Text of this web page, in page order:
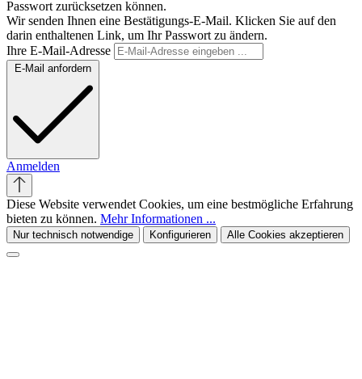
Passwort zurücksetzen können.
Wir senden Ihnen eine Bestätigungs-E-Mail. Klicken Sie auf den
darin enthaltenen Link, um Ihr Passwort zu ändern.
Ihre E-Mail-Adresse
E-Mail anfordern
Anmelden
Diese Website verwendet Cookies, um eine bestmögliche Erfahrung
bieten zu können. Mehr Informationen ...
Nur technisch notwendige Konfigurieren Alle Cookies akzeptieren